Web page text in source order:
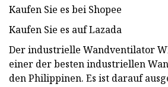
Kaufen Sie es bei Shopee
Kaufen Sie es auf Lazada
Der industrielle Wandventilator
einer der besten industriellen
den Philippinen. Es ist darauf